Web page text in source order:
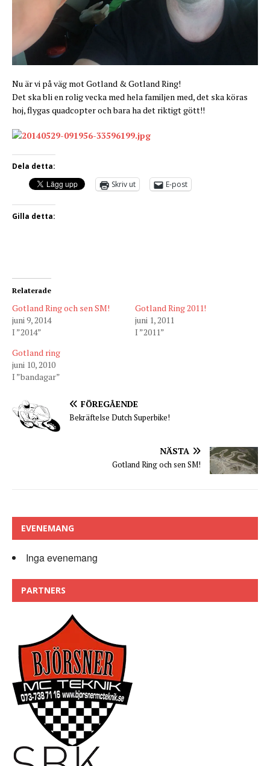
Nu är vi på väg mot Gotland & Gotland Ring!
Det ska bli en rolig vecka med hela familjen med, det ska köras
hoj, flygas quadcopter och bara ha det riktigt gött!!
Dela detta:
Skriv ut
E-post
Gilla detta:
Relaterade
Gotland Ring och sen SM!
juni 9, 2014
I ”2014”
Gotland Ring 2011!
juni 1, 2011
I ”2011”
Gotland ring
juni 10, 2010
I ”bandagar”
FÖREGÅENDE
Bekräftelse Dutch Superbike!
NÄSTA
Gotland Ring och sen SM!
EVENEMANG
Inga evenemang
PARTNERS